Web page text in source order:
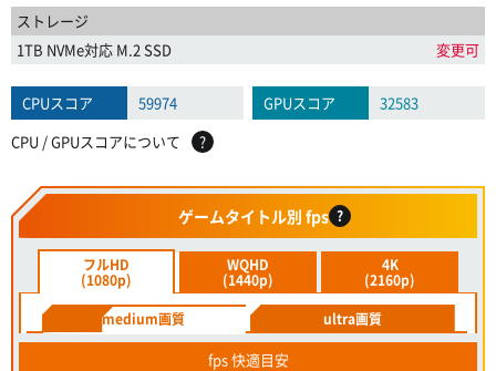
ストレージ
1TB NVMe対応 M.2 SSD
変更可
CPUスコア 59974 GPUスコア
32583
CPU / GPUスコアについて
?
ゲームタイトル別 fps ?
フルHD
(1080p)
WQHD
(1440p)
4K
(2160p)
medium画質
ultra画質
fps 快適目安